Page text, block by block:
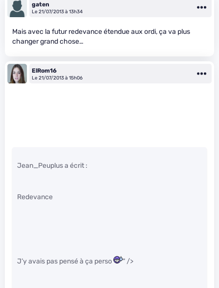
gaten
Le 21/07/2013 à 13h34
Mais avec la futur redevance étendue aux ordi, ça va plus
changer grand chose…
ElRom16
Le 21/07/2013 à 15h06
Jean_Peuplus a écrit :
Redevance
J’y avais pas pensé à ça perso " />